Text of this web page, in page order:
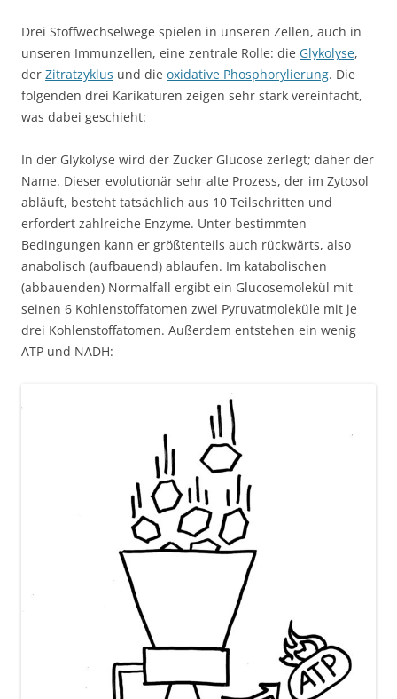
Drei Stoffwechselwege spielen in unseren Zellen, auch in
unseren Immunzellen, eine zentrale Rolle: die Glykolyse,
der Zitratzyklus und die oxidative Phosphorylierung. Die
folgenden drei Karikaturen zeigen sehr stark vereinfacht,
was dabei geschieht:
In der Glykolyse wird der Zucker Glucose zerlegt; daher der
Name. Dieser evolutionär sehr alte Prozess, der im Zytosol
abläuft, besteht tatsächlich aus 10 Teilschritten und
erfordert zahlreiche Enzyme. Unter bestimmten
Bedingungen kann er größtenteils auch rückwärts, also
anabolisch (aufbauend) ablaufen. Im katabolischen
(abbauenden) Normalfall ergibt ein Glucosemolekül mit
seinen 6 Kohlenstoffatomen zwei Pyruvatmoleküle mit je
drei Kohlenstoffatomen. Außerdem entstehen ein wenig
ATP und NADH: